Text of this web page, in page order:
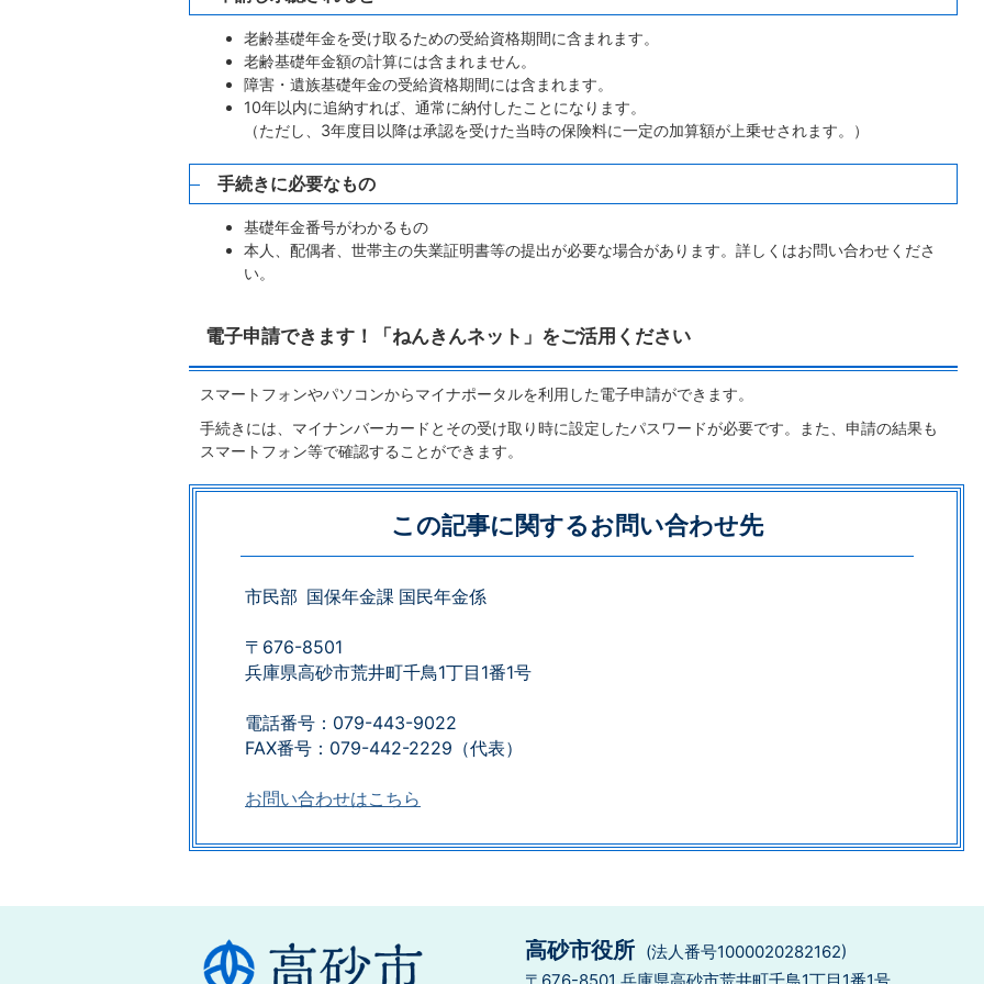
老齢基礎年金を受け取るための受給資格期間に含まれます。
老齢基礎年金額の計算には含まれません。
障害・遺族基礎年金の受給資格期間には含まれます。
10年以内に追納すれば、通常に納付したことになります。
（ただし、3年度目以降は承認を受けた当時の保険料に一定の加算額が上乗せされます。）
手続きに必要なもの
基礎年金番号がわかるもの
本人、配偶者、世帯主の失業証明書等の提出が必要な場合があります。詳しくはお問い合わせくださ
い。
電子申請できます！「ねんきんネット」をご活用ください
スマートフォンやパソコンからマイナポータルを利用した電子申請ができます。
手続きには、マイナンバーカードとその受け取り時に設定したパスワードが必要です。また、申請の結果も
スマートフォン等で確認することができます。
この記事に関するお問い合わせ先
市民部 国保年金課 国民年金係
〒676-8501
兵庫県高砂市荒井町千鳥1丁目1番1号
電話番号：079-443-9022
FAX番号：079-442-2229​​​​​​​（代表）​​​​​​​
お問い合わせはこちら
高砂市役所 (法人番号1000020282162)